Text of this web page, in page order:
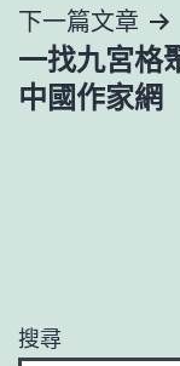
覽
下一篇文章
一找九宮格
中國作家網
搜尋